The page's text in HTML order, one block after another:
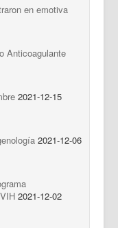
en emotiva
Anticoagulante
2021-12-15
2021-12-06
2021-12-02